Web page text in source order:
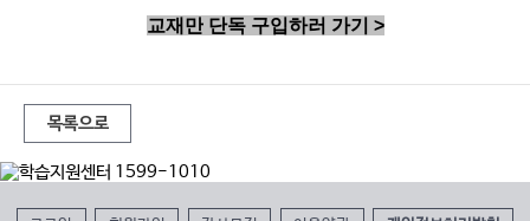
교재만 단독 구입하러 가기 >
목록으로